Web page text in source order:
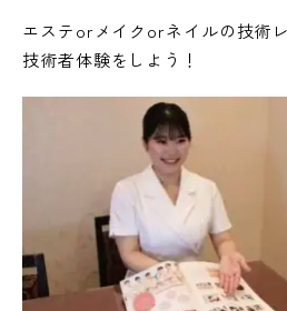
エステorメイクorネイルの技術
技術者体験をしよう！